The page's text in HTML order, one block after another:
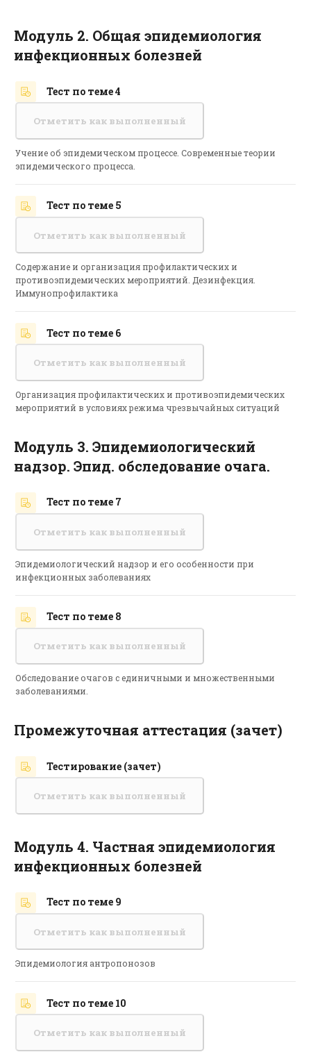
Модуль 2. Общая эпидемиология
инфекционных болезней
Тест по теме 4
Отметить как выполненный
Учение об эпидемическом процессе. Современные теории
эпидемического процесса.
Тест по теме 5
Отметить как выполненный
Содержание и организация профилактических и
противоэпидемических мероприятий. Дезинфекция.
Иммунопрофилактика
Тест по теме 6
Отметить как выполненный
Организация профилактических и противоэпидемических
мероприятий в условиях режима чрезвычайных ситуаций
Модуль 3. Эпидемиологический
надзор. Эпид. обследование очага.
Тест по теме 7
Отметить как выполненный
Эпидемиологический надзор и его особенности при
инфекционных заболеваниях
Тест по теме 8
Отметить как выполненный
Обследование очагов с единичными и множественными
заболеваниями.
Промежуточная аттестация (зачет)
Тестирование (зачет)
Отметить как выполненный
Модуль 4. Частная эпидемиология
инфекционных болезней
Тест по теме 9
Отметить как выполненный
Эпидемиология антропонозов
Тест по теме 10
Отметить как выполненный